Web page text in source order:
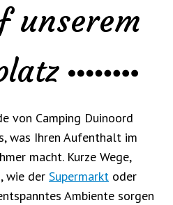
unserem
von Camping Duinoord
was Ihren Aufenthalt im
macht. Kurze Wege,
wie der Supermarkt oder
Ambiente sorgen